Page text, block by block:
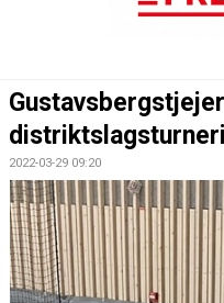
PROFILKLÄDER
BILDGALLERI
KONTAKT
2022-03-29 09:20